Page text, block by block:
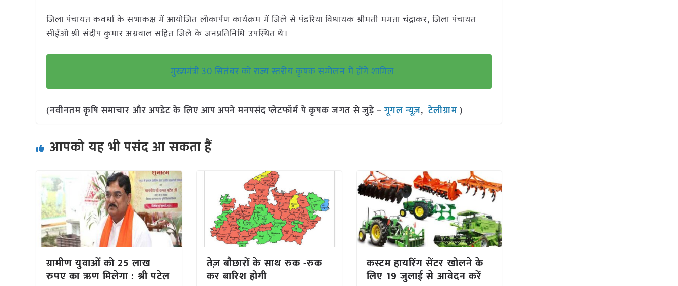
जिला पंचायत कवर्धा के सभाकक्ष में आयोजित लोकार्पण कार्यक्रम में जिले से पंडरिया विधायक श्रीमती ममता चंद्राकर, जिला पंचायत
सीईओ श्री संदीप कुमार अग्रवाल सहित जिले के जनप्रतिनिधि उपस्थित थे।
मुख्यमंत्री 30 सितंबर को राज्य स्तरीय कृषक सम्मेलन में होंगे शामिल
(नवीनतम कृषि समाचार और अपडेट के लिए आप अपने मनपसंद प्लेटफॉर्म पे कृषक जगत से जुड़े –गूगल न्यूज़,टेलीग्राम)
आपको यह भी पसंद आ सकता हैं
ग्रामीण युवाओं को 25 लाख
रुपए का ऋण मिलेगा : श्री पटेल
तेज़ बौछारों के साथ रुक -रुक
कर बारिश होगी
कस्टम हायरिंग सेंटर खोलने के
लिए 19 जुलाई से आवेदन करें